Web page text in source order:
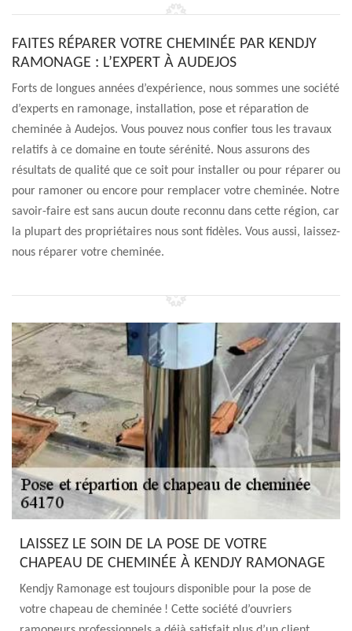
FAITES RÉPARER VOTRE CHEMINÉE PAR KENDJY
RAMONAGE : L’EXPERT À AUDEJOS
Forts de longues années d’expérience, nous sommes une société
d’experts en ramonage, installation, pose et réparation de
cheminée à Audejos. Vous pouvez nous confier tous les travaux
relatifs à ce domaine en toute sérénité. Nous assurons des
résultats de qualité que ce soit pour installer ou pour réparer ou
pour ramoner ou encore pour remplacer votre cheminée. Notre
savoir-faire est sans aucun doute reconnu dans cette région, car
la plupart des propriétaires nous sont fidèles. Vous aussi, laissez-
nous réparer votre cheminée.
LAISSEZ LE SOIN DE LA POSE DE VOTRE
CHAPEAU DE CHEMINÉE À KENDJY RAMONAGE
Kendjy Ramonage est toujours disponible pour la pose de
votre chapeau de cheminée ! Cette société d’ouvriers